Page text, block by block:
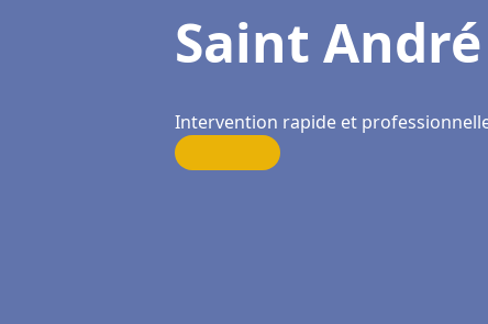
Saint
Intervention rapide et